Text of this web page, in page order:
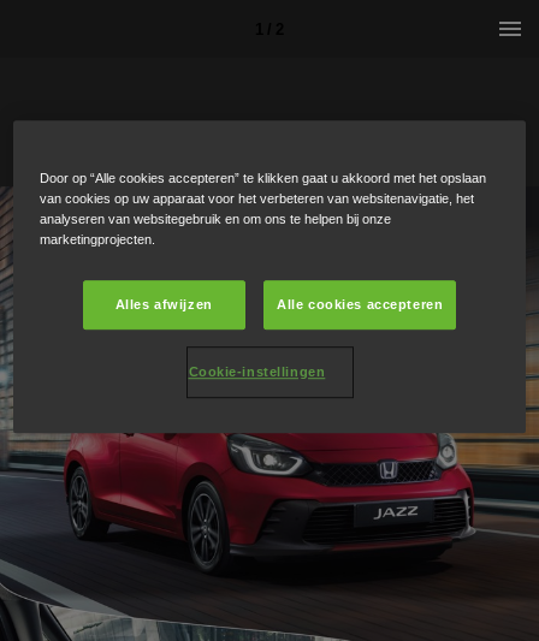
Door op “Alle cookies accepteren” te klikken gaat u akkoord met het opslaan
van cookies op uw apparaat voor het verbeteren van websitenavigatie, het
analyseren van websitegebruik en om ons te helpen bij onze
marketingprojecten.
Alles afwijzen Alle cookies accepteren
Cookie-instellingen